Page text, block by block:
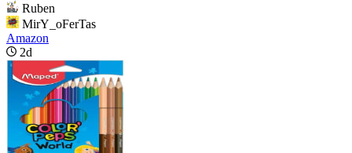
Ruben
MirY_oFerTas
Amazon
2d